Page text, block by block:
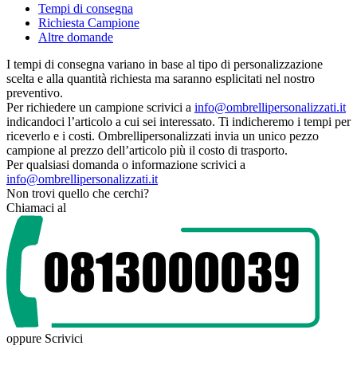
Tempi di consegna
Richiesta Campione
Altre domande
I tempi di consegna variano in base al tipo di personalizzazione
scelta e alla quantità richiesta ma saranno esplicitati nel nostro
preventivo.
Per richiedere un campione scrivici a info@ombrellipersonalizzati.it
indicandoci l’articolo a cui sei interessato. Ti indicheremo i tempi per
riceverlo e i costi. Ombrellipersonalizzati invia un unico pezzo
campione al prezzo dell’articolo più il costo di trasporto.
Per qualsiasi domanda o informazione scrivici a
info@ombrellipersonalizzati.it
Non trovi quello che cerchi?
Chiamaci al
oppure Scrivici